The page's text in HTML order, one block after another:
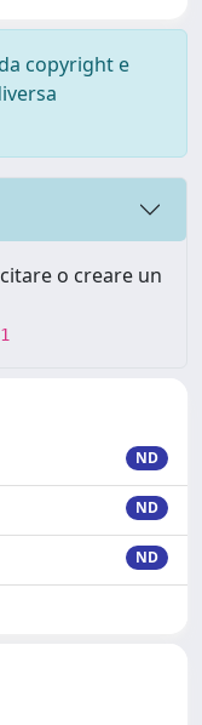
copyright e
o creare un
ND
ND
ND